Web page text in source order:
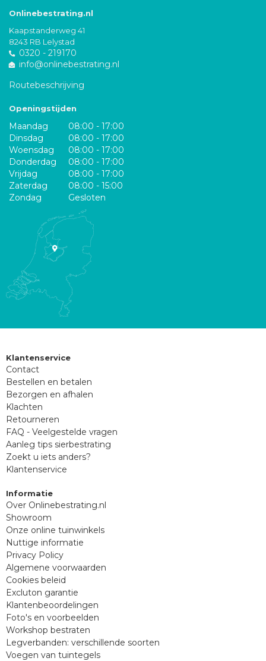
Onlinebestrating.nl
Kaapstanderweg 41
8243 RB Lelystad
0320 - 219170
info@onlinebestrating.nl
Routebeschrijving
Openingstijden
Maandag
08:00 - 17:00
Dinsdag
08:00 - 17:00
Woensdag
08:00 - 17:00
Donderdag
08:00 - 17:00
Vrijdag
08:00 - 17:00
Zaterdag
08:00 - 15:00
Zondag
Gesloten
Klantenservice
Contact
Bestellen en betalen
Bezorgen en afhalen
Klachten
Retourneren
FAQ - Veelgestelde vragen
Aanleg tips sierbestrating
Zoekt u iets anders?
Klantenservice
Informatie
Over Onlinebestrating.nl
Showroom
Onze online tuinwinkels
Nuttige informatie
Privacy Policy
Algemene voorwaarden
Cookies beleid
Excluton garantie
Klantenbeoordelingen
Foto's en voorbeelden
Workshop bestraten
Legverbanden: verschillende soorten
Voegen van tuintegels